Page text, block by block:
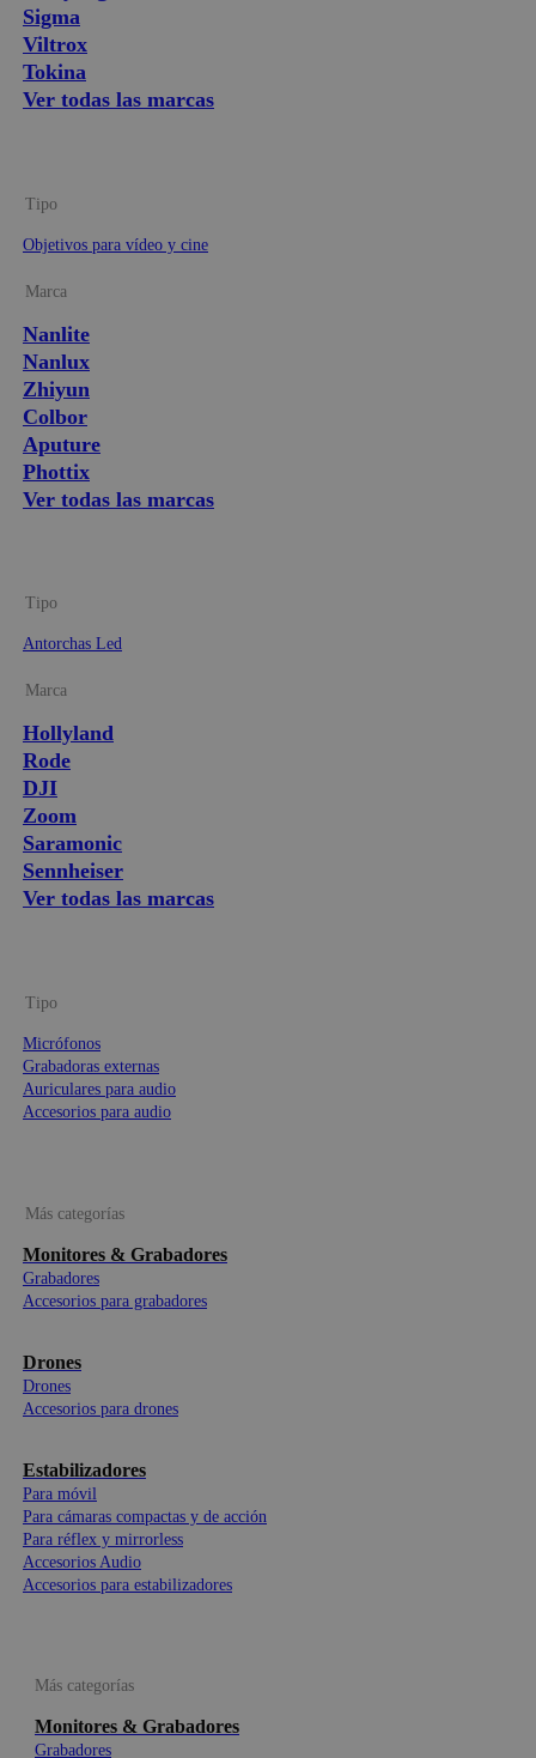
Sigma
Viltrox
Tokina
Ver todas las marcas
Tipo
Objetivos para vídeo y cine
Marca
Nanlite
Nanlux
Zhiyun
Colbor
Aputure
Phottix
Ver todas las marcas
Tipo
Antorchas Led
Marca
Hollyland
Rode
DJI
Zoom
Saramonic
Sennheiser
Ver todas las marcas
Tipo
Micrófonos
Grabadoras externas
Auriculares para audio
Accesorios para audio
Más categorías
Monitores & Grabadores
Grabadores
Accesorios para grabadores
Drones
Drones
Accesorios para drones
Estabilizadores
Para móvil
Para cámaras compactas y de acción
Para réflex y mirrorless
Accesorios Audio
Accesorios para estabilizadores
Más categorías
Monitores & Grabadores
Grabadores